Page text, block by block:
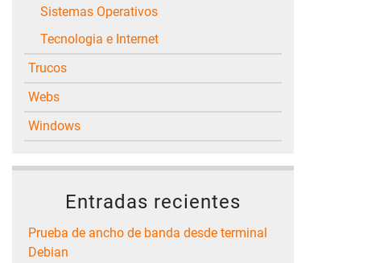
Sistemas Operativos
Tecnologia e Internet
Trucos
Webs
Windows
Entradas recientes
Prueba de ancho de banda desde terminal
Debian